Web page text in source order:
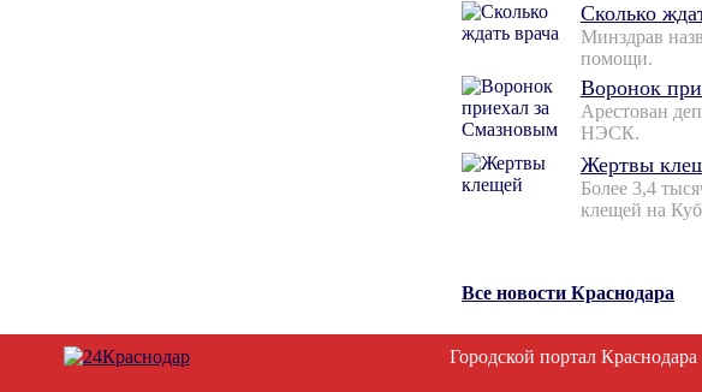
Сколько
Минздрав
помощи.
Воронок
Арестован
НЭСК.
Жертвы
Более 3,4
клещей на
Все новости Краснодара
Городской портал